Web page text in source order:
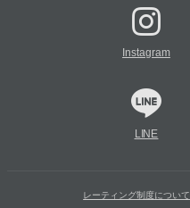
Instagram
LINE
レーティング制度について